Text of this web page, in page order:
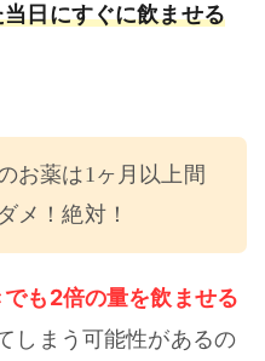
日にすぐに飲ませる
お薬は1ヶ月以上間
メ！絶対！
も2倍の量を飲ませる
しまう可能性があるの